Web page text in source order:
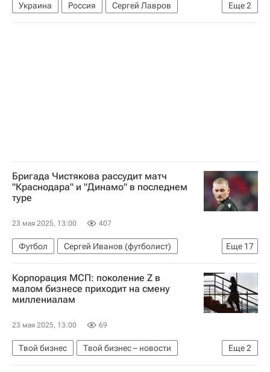
Еще2
Украина Россия
Сергей Лавров
Верховная Рада Украины
В мире
Бригада Чистякова рассудит матч
"Краснодара" и "Динамо" в последнем
туре
23 мая 2025, 13:00 407
Еще 17
Футбол
Сергей Иванов (футболист)
Сергей Карасев (футбол)
Виталий Мешков
Динамо Москва
Краснодар
Зенит
РПЛ 2026-2027 (Чемпионат России по футболу)
ПФК ЦСКА
Рубин
Ростов
Локомотив (Москва)
Факел
Крылья Советов
Нижний Новгород
Корпорация МСП: поколение Z в
малом бизнесе приходит на смену
миллениалам
23 мая 2025, 13:00 69
Еще2
Твой бизнес
Твой бизнес – новости
Поддержка бизнеса
Александр Исаевич